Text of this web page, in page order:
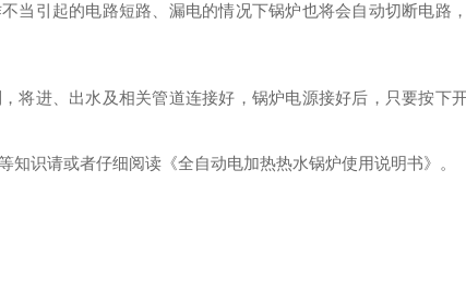
当引起的电路短路、漏电的情况下锅炉也将会自动切断电路
将进、出水及相关管道连接好，锅炉电源接好后，只要按下
知识请或者仔细阅读《全自动电加热热水锅炉使用说明书》。